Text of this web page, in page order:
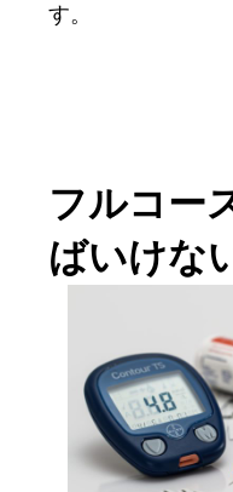
す。
フルコー
ばいけな